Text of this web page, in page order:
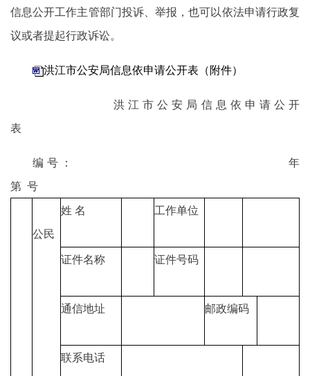
信息公开工作主管部门投诉、举报，也可以依法申请行政复
议或者提起行政诉讼。
洪江市公安局信息依申请公开表（附件）
洪江市公安局信息依申请公开
表
编号： 年
第 号
公民
姓 名 工作单位
证件名称 证件号码
通信地址 邮政编码
联系电话